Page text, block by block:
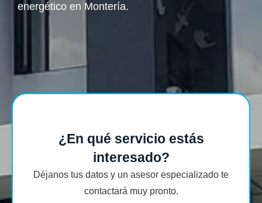
energético en Montería.
¿En qué servicio estás
interesado?
Déjanos tus datos y un asesor especializado te
contactará muy pronto.